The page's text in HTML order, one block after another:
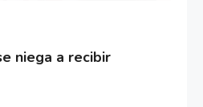
niega a recibir